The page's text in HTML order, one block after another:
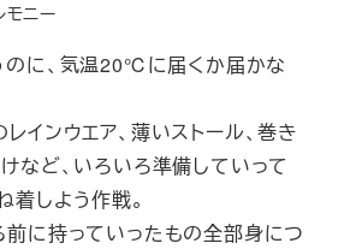
モニー
に、気温20℃に届くか届かな
インウエア、薄いストール、巻き
など、いろいろ準備していって
しよう作戦。
前に持っていったもの全部身につ